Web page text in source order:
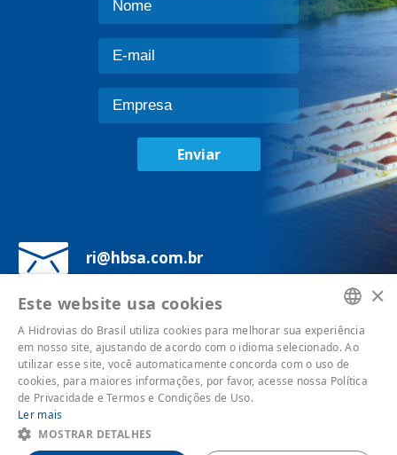
Enviar
ri@hbsa.com.br
Av. Brigadeiro Luís Antônio, 1343, 7°
01317-001
Política de Privacidade
PORTUGUESE
ENGLISH
×
Este website usa cookies
A Hidrovias do Brasil utiliza cookies para melhorar sua experiência
em nosso site, ajustando de acordo com o idioma selecionado. Ao
utilizar esse site, você automaticamente concorda com o uso de
cookies, para maiores informações, por favor, acesse nossa Política
de Privacidade e Termos e Condições de Uso.
Ler mais
MOSTRAR DETALHES